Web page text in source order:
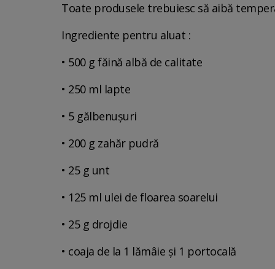
Toate produsele trebuiesc să aibă
Ingrediente pentru aluat :
• 500 g făină albă de calitate
• 250 ml lapte
• 5 gălbenușuri
• 200 g zahăr pudră
• 25 g unt
• 125 ml ulei de floarea soarelui
• 25 g drojdie
• coaja de la 1 lămâie și 1 portocală